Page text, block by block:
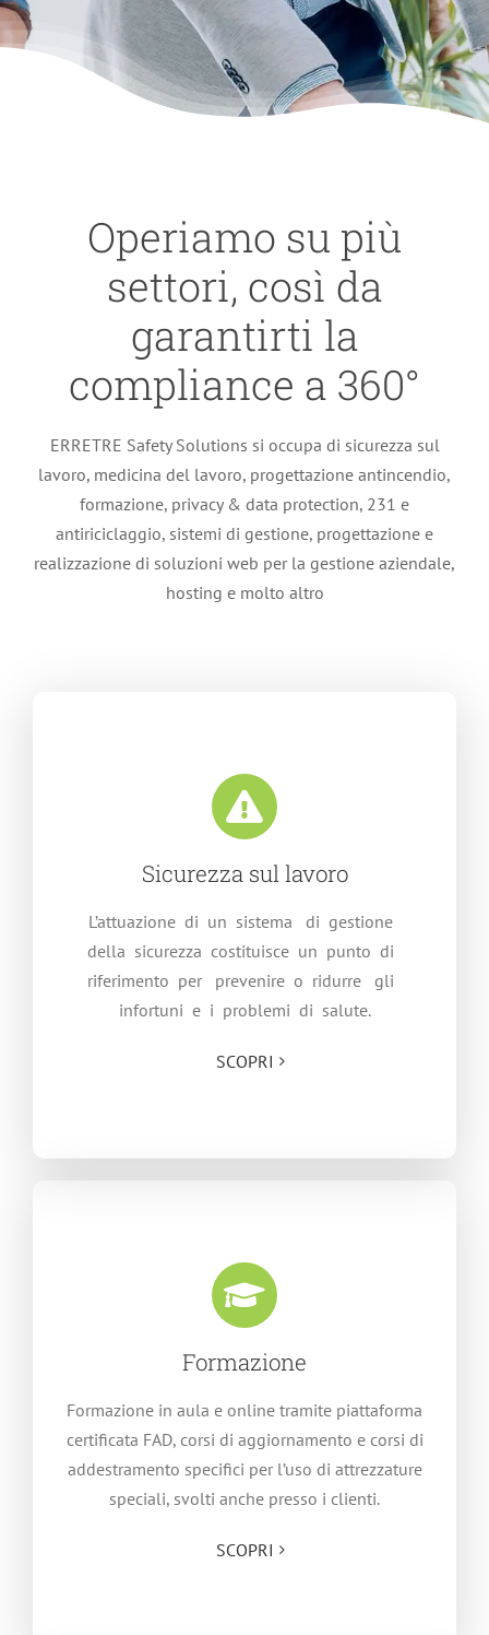
Operiamo su più
settori, così da
garantirti la
compliance a 360°
ERRETRE Safety Solutions si occupa di sicurezza sul
lavoro, medicina del lavoro, progettazione antincendio,
formazione, privacy & data protection, 231 e
antiriciclaggio, sistemi di gestione, progettazione e
realizzazione di soluzioni web per la gestione aziendale,
hosting e molto altro
Sicurezza sul lavoro
L’attuazione di un sistema di gestione
della sicurezza costituisce un punto di
riferimento per prevenire o ridurre gli
infortuni e i problemi di salute.
SCOPRI
Formazione
Formazione in aula e online tramite piattaforma
certificata FAD, corsi di aggiornamento e corsi di
addestramento specifici per l’uso di attrezzature
speciali, svolti anche presso i clienti.
SCOPRI